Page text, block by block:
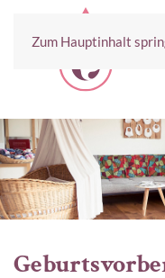
Zum Hauptinhalt